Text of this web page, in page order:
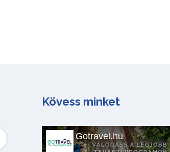
Kövess minket
Gotravel.hu